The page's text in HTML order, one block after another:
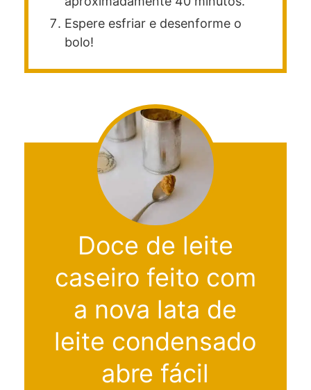
Espere esfriar e desenforme o
bolo!
Doce de leite
caseiro feito com
a nova lata de
leite condensado
abre fácil